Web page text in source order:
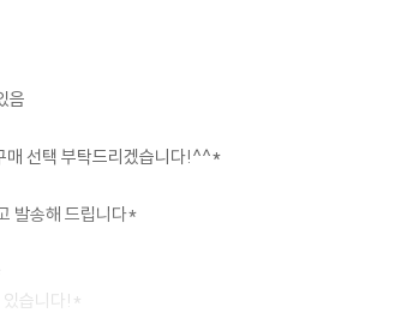
음
매 선택 부탁드리겠습니다!^^*
발송해 드립니다*
있습니다!*